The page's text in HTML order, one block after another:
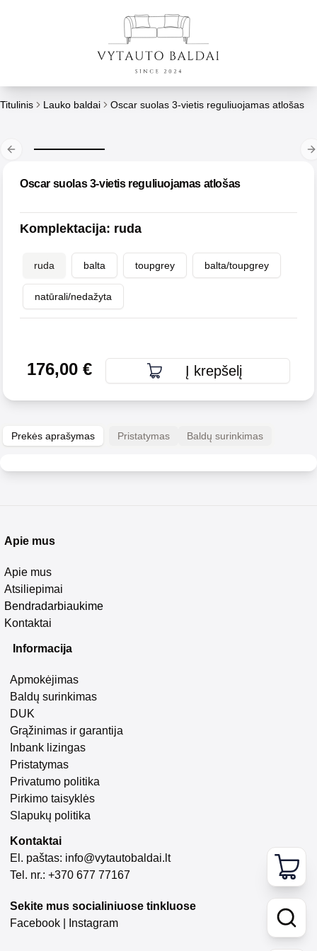
Titulinis Lauko baldai Oscar suolas 3-vietis reguliuojamas atlošas
Previous slide
Oscar suolas 3-vietis reguliuojamas atlošas
Komplektacija: ruda
ruda balta toupgrey balta/toupgrey
natūrali/nedažyta
176,00€ Į krepšelį
Prekės aprašymas Pristatymas Baldų surinkimas
Apie mus
Apie mus
Atsiliepimai
Bendradarbiaukime
Kontaktai
Informacija
Apmokėjimas
Baldų surinkimas
DUK
Grąžinimas ir garantija
Inbank lizingas
Pristatymas
Privatumo politika
Pirkimo taisyklės
Slapukų politika
Kontaktai
El. paštas: info@vytautobaldai.lt
Tel. nr.: +370 677 77167
Sekite mus socialiniuose tinkluose
Facebook
Instagram